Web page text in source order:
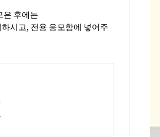
은 후에는
시고, 전용 응모함에 넣어주